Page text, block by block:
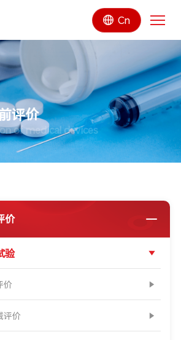
Cn
评价
of medical devices
价
验
价
评价